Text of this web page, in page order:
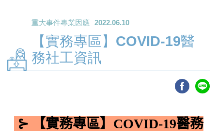
重大事件專業因應 2022.06.10
【實務專區】COVID-19醫
務社工資訊
⊱
【實務專區】COVID-19醫務